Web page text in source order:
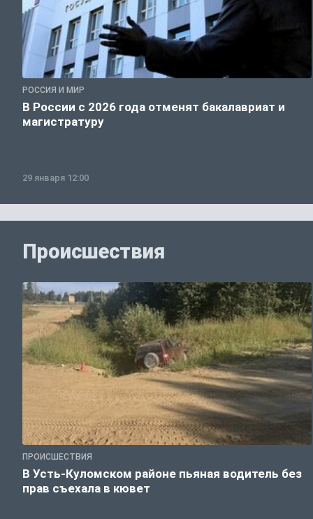
РОССИЯ И МИР
В России с 2026 года отменят бакалавриат и
магистратуру
29 января 12:00
Происшествия
ПРОИСШЕСТВИЯ
В Усть-Куломском районе пьяная водитель без
прав съехала в кювет